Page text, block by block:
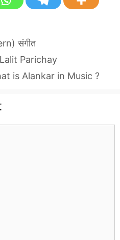
संगीत
Lalit Parichay
is Alankar in Music ?